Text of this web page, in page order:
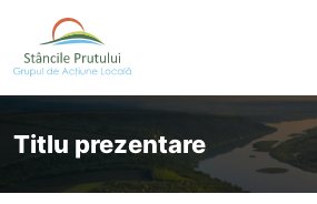
Titlu prezentare